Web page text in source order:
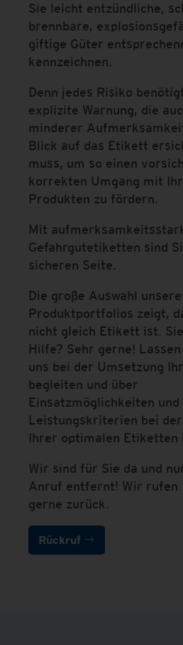
Sie leicht entzündliche,
brennbare,
giftige Güter
kennzeichnen.
Denn jedes Risiko
explizite Warnung, die
minderer
Blick auf das Etikett
muss, um so einen
korrekten Umgang mit
Produkten zu fördern.
Mit
Gefahrgutetiketten sind
sicheren Seite.
Die große Auswahl
Produktportfolios zeigt,
nicht gleich Etikett ist.
Hilfe? Sehr gerne!
uns bei der Umsetzung
begleiten und über
Einsatzmöglichkeiten und
Leistungskriterien bei der
Ihrer optimalen Etiketten
Wir sind für Sie da und
Anruf entfernt! Wir rufen
gerne zurück.
Rückruf